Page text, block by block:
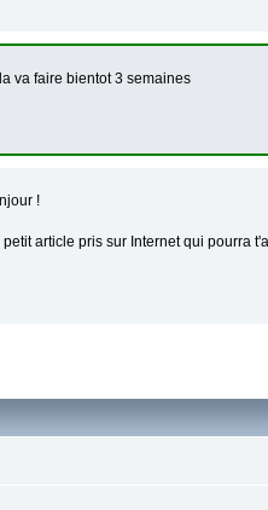
va faire bientot 3 semaines
!
petit article pris sur Internet qui pourra